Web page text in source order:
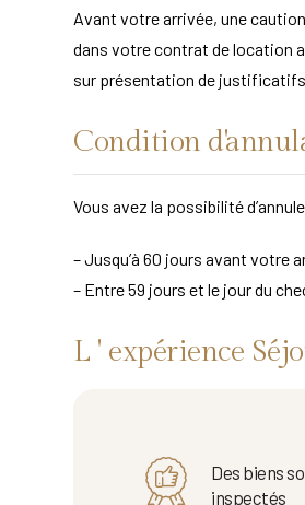
Avant votre arrivée, une
dans votre contrat de location
sur présentation de justificatifs
Condition
Vous avez la possibilité
– Jusqu’à 60 jours avant votre
– Entre 59 jours et le jour du
L ' expérience
Des biens
inspectés